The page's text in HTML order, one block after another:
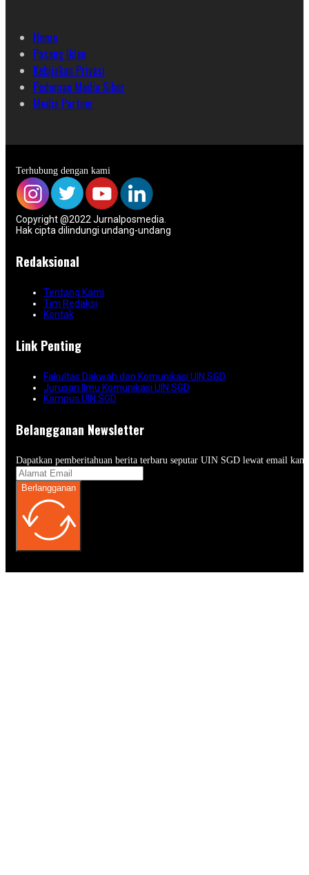
Home
Pasang Iklan
Kebijakan Privasi
Pedoman Media Siber
Media Partner
Terhubung dengan kami
Copyright @2022 Jurnalposmedia.
Hak cipta dilindungi undang-undang
Redaksional
Tentang Kami
Tim Redaksi
Kontak
Link Penting
Fakultas Dakwah dan Komunikasi UIN SGD
Jurusan Ilmu Komunikasi UIN SGD
Kampus UIN SGD
Belangganan Newsletter
Dapatkan pemberitahuan berita terbaru seputar UIN SGD lewat email
Berlangganan